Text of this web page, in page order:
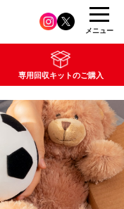
専用回収キットのご購入
メニュー